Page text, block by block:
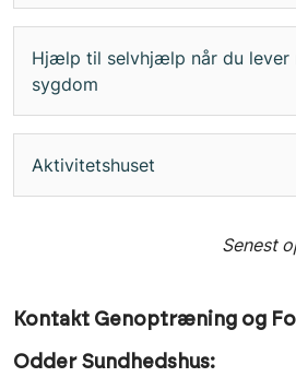
Hjælp til selvhjælp når du lever
sygdom
Aktivitetshuset
Senest
Kontakt Genoptræning og
Odder Sundhedshus: